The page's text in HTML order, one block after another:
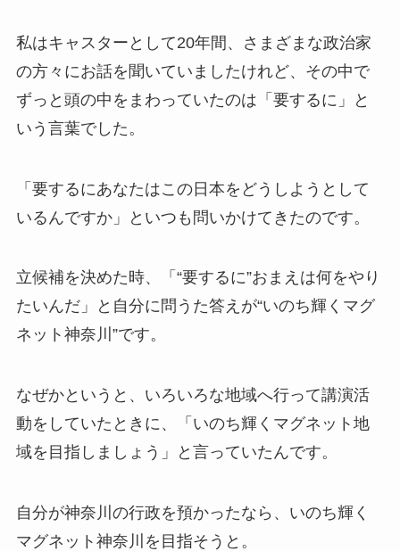
私はキャスターとして20年間、さまざまな政治家
の方々にお話を聞いていましたけれど、その中で
ずっと頭の中をまわっていたのは「要するに」と
いう言葉でした。
「 要するにあなたはこの日本をどうしようとして
いるんですか」といつも問いかけてきたのです。
立候補を決めた時、「“要するに”おまえは何をやり
たいんだ」と自分に問うた答えが“いのち輝くマグ
ネット神奈川 ”です。
なぜかというと、いろいろな地域へ行って講演活
動をしていたときに、「いのち輝くマグネット地
域を目指しましょう」と言っていたんです。
自分が神奈川の行政を預かったなら、いのち輝く
マグネット神奈川を目指そうと。